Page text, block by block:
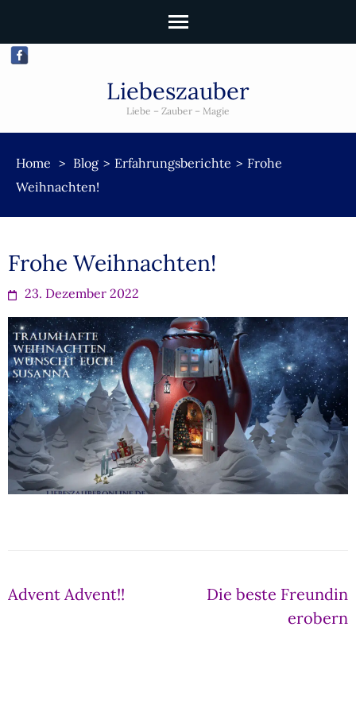
Liebeszauber
Liebe – Zauber – Magie
Home > Blog > Erfahrungsberichte > Frohe
Weihnachten!
Frohe Weihnachten!
23. Dezember 2022
Beitragsnavigation
Advent Advent!!
Die beste Freundin
erobern